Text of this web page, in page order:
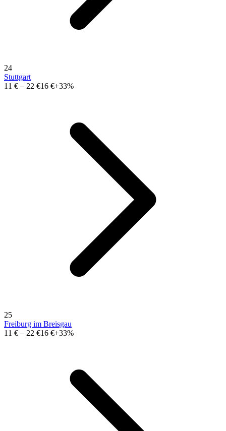
24
Stuttgart
11 € – 22 €16 €+33%
25
Freiburg im Breisgau
11 € – 22 €16 €+33%